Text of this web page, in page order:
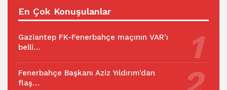
En Çok Konuşulanlar
Gaziantep FK-Fenerbahçe maçının VAR’ı
belli…
Fenerbahçe Başkanı Aziz Yıldırım’dan
flaş…